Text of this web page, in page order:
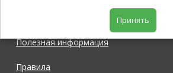
Полезная информация
Правила
Принять